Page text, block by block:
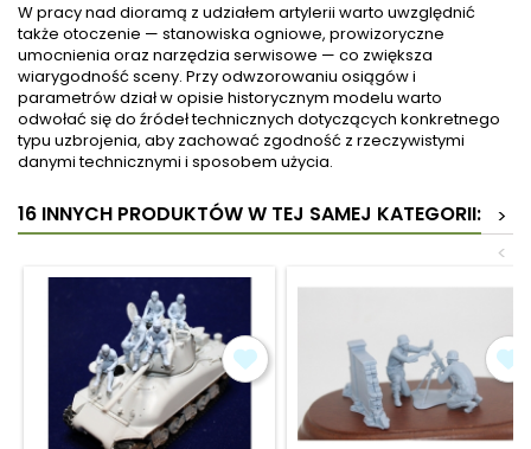
W pracy nad dioramą z udziałem artylerii warto uwzględnić
także otoczenie — stanowiska ogniowe, prowizoryczne
umocnienia oraz narzędzia serwisowe — co zwiększa
wiarygodność sceny. Przy odwzorowaniu osiągów i
parametrów dział w opisie historycznym modelu warto
odwołać się do źródeł technicznych dotyczących konkretnego
typu uzbrojenia, aby zachować zgodność z rzeczywistymi
danymi technicznymi i sposobem użycia.
16 INNYCH PRODUKTÓW W TEJ SAMEJ KATEGORII:
>
<